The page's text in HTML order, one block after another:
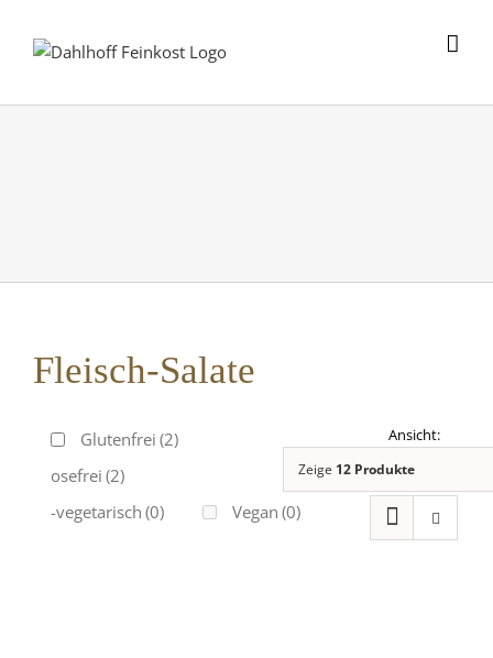
Fleisch-Salate
Glutenfrei (2)
Laktosefrei (2)
Ovo-vegetarisch (0) Vegan (0)
Zeige 12 Produkte